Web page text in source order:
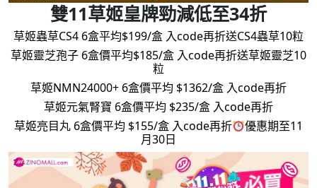
雙11草姬皇牌勁減低至34折
草姬蟲草CS4 6盒平均$199/盒 入code再折送CS4蟲草10粒
草姬靈芝孢子 6盒價平均$185/盒 入code再折送草姬靈芝10
粒
草姬NMN24000+ 6盒價平均 $1362/盒 入code再折
草姬元氣腎寶 6盒價平均 $235/盒 入code再折
草姬亮目丸 6盒價平均 $155/盒 入code再折
優惠期至11
月30日